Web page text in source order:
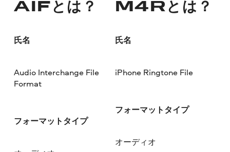
AIFとは？
氏名
Audio Interchange File
Format
フォーマットタイプ
M4Rとは？
氏名
iPhone Ringtone File
フォーマットタイプ
オーディオ